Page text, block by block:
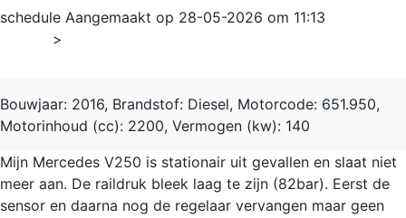
schedule Aangemaakt op 28-05-2026 om 11:13
>
Bouwjaar: 2016, Brandstof: Diesel, Motorcode: 651.950,
Motorinhoud (cc): 2200, Vermogen (kw): 140
Mijn Mercedes V250 is stationair uit gevallen en slaat niet
meer aan. De raildruk bleek laag te zijn (82bar). Eerst de
sensor en daarna nog de regelaar vervangen maar geen